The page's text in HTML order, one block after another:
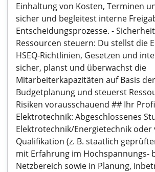
Einhaltung von Kosten, Terminen
sicher und begleitest interne
Entscheidungsprozesse. -
Ressourcen steuern: Du stellst die
HSEQ-Richtlinien, Gesetzen und
sicher, planst und überwachst die
Mitarbeiterkapazitäten auf Basis der
Budgetplanung und steuerst
Risiken vorausschauend ## Ihr
Elektrotechnik: Abgeschlossenes
Elektrotechnik/Energietechnik oder
Qualifikation (z. B. staatlich
mit Erfahrung im Hochspannungs-
Netzbereich sowie in Planung,